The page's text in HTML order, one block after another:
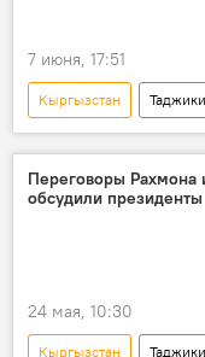
7 июня, 17:51
Кыргызстан
Эмомали Рахмон
Переговоры Рахмона
обсудили президенты
24 мая, 10:30
Кыргызстан